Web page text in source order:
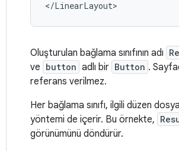
Oluşturulan bağlama sınıfının adı
ve button adlı bir Button .
referans verilmez.
Her bağlama sınıfı, ilgili düzen
yöntemi de içerir. Bu örnekte,
görünümünü döndürür.